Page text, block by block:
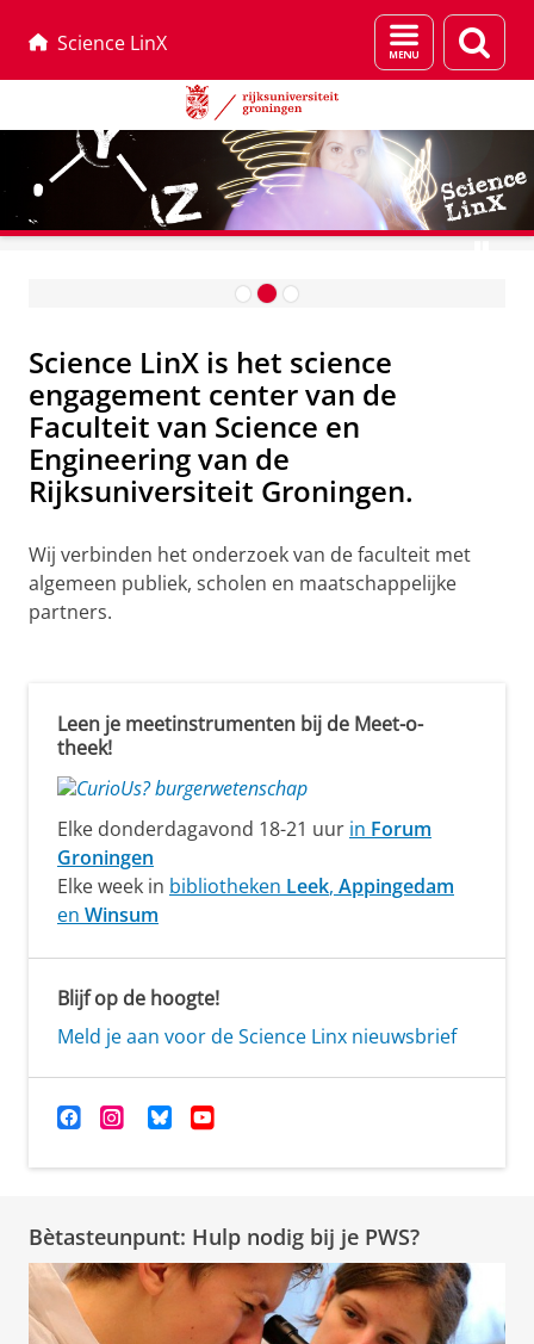
Science LinX
Menu
en
i
e
n
c
L
i
n
Science LinX is het science
engagement center van de
Faculteit van Science en
Engineering van de
Rijksuniversiteit Groningen.
Wij verbinden het onderzoek van de faculteit met
algemeen publiek, scholen en maatschappelijke
partners.
Leen je meetinstrumenten bij de Meet-o-
theek!
Elke donderdagavond 18-21 uur in Forum
Groningen
Elke week in bibliotheken Leek, Appingedam
en Winsum
Blijf op de hoogte!
Meld je aan voor de Science Linx nieuwsbrief
Bètasteunpunt: Hulp nodig bij je PWS?